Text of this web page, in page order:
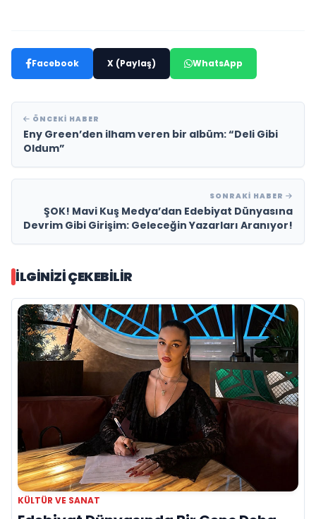
Facebook X (Paylaş) WhatsApp
ÖNCEKI HABER
Eny Green’den ilham veren bir albüm: “Deli Gibi
Oldum”
SONRAKI HABER
ŞOK! Mavi Kuş Medya’dan Edebiyat Dünyasına
Devrim Gibi Girişim: Geleceğin Yazarları Aranıyor!
İLGINIZI ÇEKEBILIR
KÜLTÜR VE SANAT